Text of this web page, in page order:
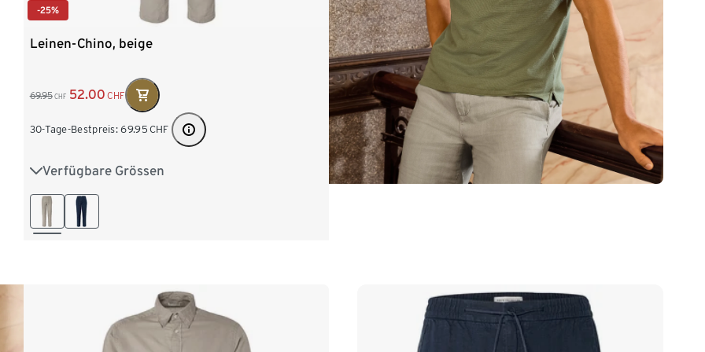
-25%
Leinen-Chino, beige
69.95 CHF 52.00 CHF
30-Tage-Bestpreis: 69.95 CHF
Verfügbare Grössen
M 48/50 L 52/54 XL 56/58